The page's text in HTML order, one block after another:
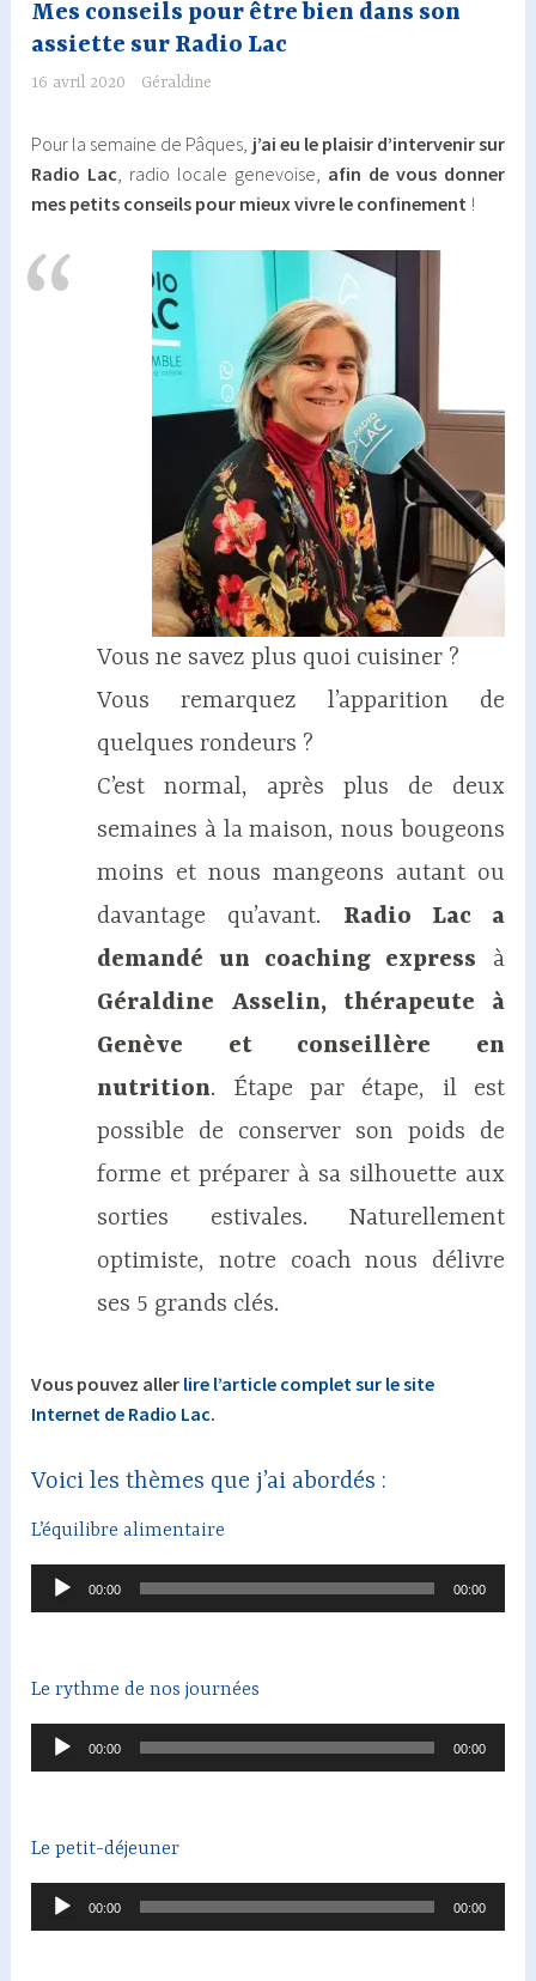
Mes conseils pour être bien dans son
assiette sur Radio Lac
16 avril 2020 Géraldine
Pour la semaine de Pâques, j’ai eu le plaisir d’intervenir sur
Radio Lac , radio locale genevoise, afin de vous donner
mes petits conseils pour mieux vivre le confinement !
Vous ne savez plus quoi cuisiner ?
Vous remarquez l’apparition de
quelques rondeurs ?
C’est normal, après plus de deux
semaines à la maison, nous bougeons
moins et nous mangeons autant ou
davantage qu’avant. Radio Lac a
demandé un coaching express à
Géraldine Asselin, thérapeute à
Genève et conseillère en
nutrition. Étape par étape, il est
possible de conserver son poids de
forme et préparer à sa silhouette aux
sorties estivales. Naturellement
optimiste, notre coach nous délivre
ses 5 grands clés.
Vous pouvez aller lire l’article complet sur le site
Internet de Radio Lac.
Voici les thèmes que j’ai abordés :
L’équilibre alimentaire
Lecteur
audio
00:00 00:00
Le rythme de nos journées
Lecteur
audio
00:00 00:00
Le petit-déjeuner
Lecteur
audio
00:00 00:00